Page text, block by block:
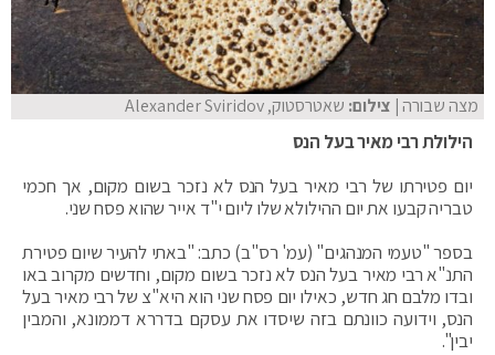
מצה שבורה| צילום: שאטרסטוק, Alexander Sviridov
הילולת רבי מאיר בעל הנס
יום פטירתו של רבי מאיר בעל הנס לא נזכר בשום מקום, אך חכמי
טבריה קבעו את יום ההילולא שלו ליום י"ד אייר שהוא פסח שני.
בספר "טעמי המנהגים" (עמ' רס"ב) כתב: "באתי להעיר שיום פטירת
התנ"א רבי מאיר בעל הנס לא נזכר בשום מקום, וחדשים מקרוב באו
ובדו מלבם חג חדש, כאילו יום פסח שני הוא היא"צ של רבי מאיר בעל
הנס, וידועה כוונתם בזה שיסדו את עסקם בדררא דממונא, והמבין
יבין".